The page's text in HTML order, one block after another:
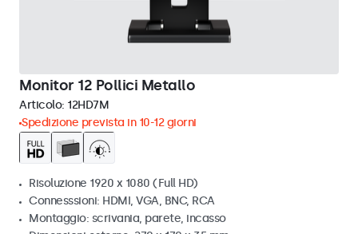
Monitor 12 Pollici Metallo
Articolo: 12HD7M
Spedizione prevista in 10-12 giorni
Risoluzione 1920 x 1080 (Full HD)
Connesssioni: HDMI, VGA, BNC, RCA
Montaggio: scrivania, parete, incasso